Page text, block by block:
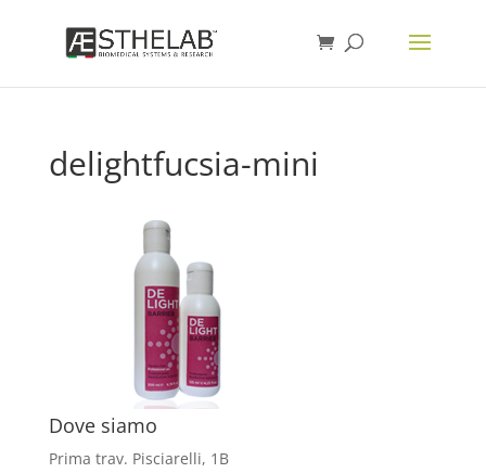
delightfucsia-mini
Dove siamo
Prima trav. Pisciarelli, 1B